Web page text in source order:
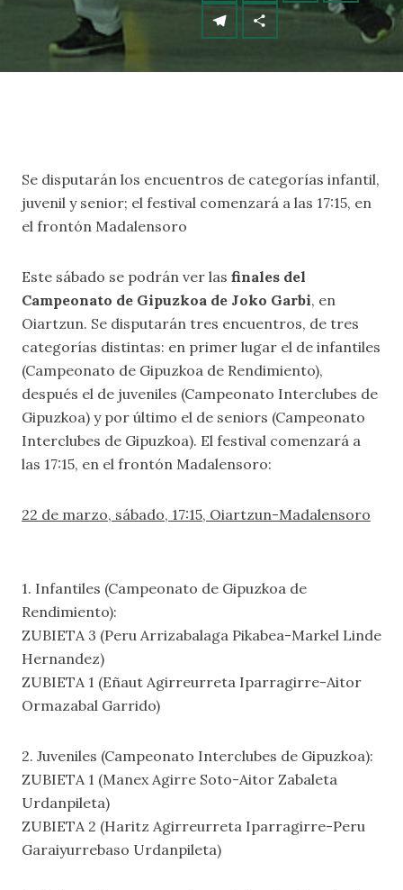
Se disputarán los encuentros de categorías infantil,
juvenil y senior; el festival comenzará a las 17:15, en
el frontón Madalensoro
Este sábado se podrán ver las finales del
Campeonato de Gipuzkoa de Joko Garbi, en
Oiartzun. Se disputarán tres encuentros, de tres
categorías distintas: en primer lugar el de infantiles
(Campeonato de Gipuzkoa de Rendimiento),
después el de juveniles (Campeonato Interclubes de
Gipuzkoa) y por último el de seniors (Campeonato
Interclubes de Gipuzkoa). El festival comenzará a
las 17:15, en el frontón Madalensoro:
22 de marzo, sábado, 17:15, Oiartzun-Madalensoro
1. Infantiles (Campeonato de Gipuzkoa de
Rendimiento):
ZUBIETA 3 (Peru Arrizabalaga Pikabea-Markel Linde
Hernandez)
ZUBIETA 1 (Eñaut Agirreurreta Iparragirre-Aitor
Ormazabal Garrido)
2. Juveniles (Campeonato Interclubes de Gipuzkoa):
ZUBIETA 1 (Manex Agirre Soto-Aitor Zabaleta
Urdanpileta)
ZUBIETA 2 (Haritz Agirreurreta Iparragirre-Peru
Garaiyurrebaso Urdanpileta)